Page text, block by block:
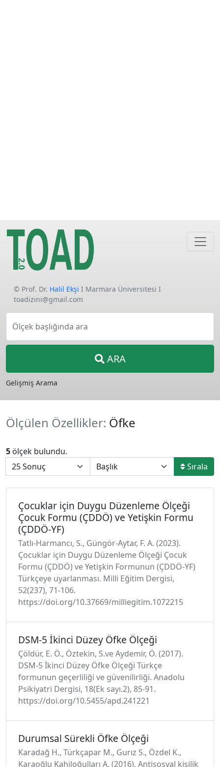
© Prof. Dr. Halil Ekşi I Marmara Üniversitesi I
toadizini@gmail.com
Ölçek başlığında ara
ARA
Gelişmiş Arama
Ölçülen Özellikler: Öfke
5 ölçek bulundu.
Sırala
Çocuklar için Duygu Düzenleme Ölçeği
Çocuk Formu (ÇDDÖ) ve Yetişkin Formu
(ÇDDÖ-YF)
Tatlı-Harmancı, S., Güngör-Aytar, F. A. (2023).
Çocuklar için Duygu Düzenleme Ölçeği Çocuk
Formu (ÇDDÖ) ve Yetişkin Formunun (ÇDDÖ-YF)
Türkçeye uyarlanması. Milli Eğitim Dergisi,
52(237), 71-106.
https://doi.org/10.37669/milliegitim.1072215
DSM-5 İkinci Düzey Öfke Ölçeği
Çöldür, E. Ö., Öztekin, S.ve Aydemir, Ö. (2017).
DSM-5 İkinci Düzey Öfke Ölçeği Türkçe
formunun geçerliliği ve güvenilirliği. Anadolu
Psikiyatri Dergisi, 18(Ek sayı.2), 85-91.
https://doi.org/10.5455/apd.241221
Durumsal Sürekli Öfke Ölçeği
Karadağ H., Türkçapar M., Gurız S., Özdel K.,
Karaoğlu Kahiloğulları A. (2016). Antisosyal kişilik